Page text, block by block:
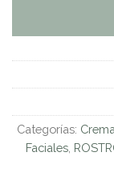
Categorías:
Faciales,